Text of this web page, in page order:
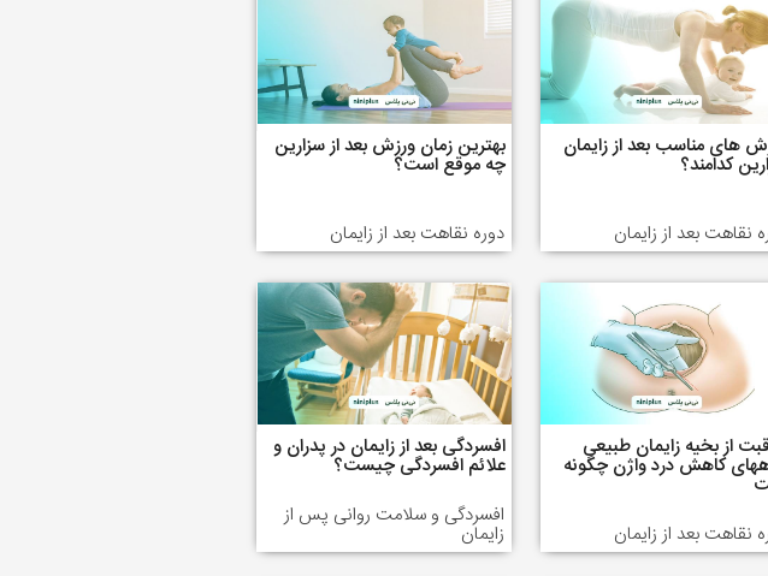
های مناسب بعد از زایمان
کدامند؟
نقاهت بعد از زایمان
بهترین زمان ورزش بعد از سزارین
چه موقع است؟
دوره نقاهت بعد از زایمان
از بخیه زایمان طبیعی
کاهش درد واژن چگونه
نقاهت بعد از زایمان
افسردگی بعد از زایمان در پدران و
علائم افسردگی چیست؟
افسردگی و سلامت روانی پس از
زایمان